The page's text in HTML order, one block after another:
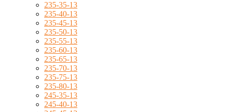
235-35-13
235-40-13
235-45-13
235-50-13
235-55-13
235-60-13
235-65-13
235-70-13
235-75-13
235-80-13
245-35-13
245-40-13